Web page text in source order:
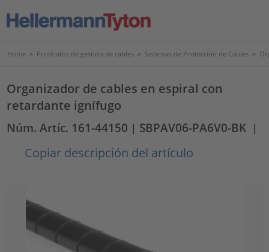
Home > Prodcutos de gestión de cables > Sistemas de Protección de Cables >
Organizador de cables en espiral con
retardante ignífugo
Núm. Artíc. 161-44150 | SBPAV06-PA6V0-BK |
Copiar descripción del artículo